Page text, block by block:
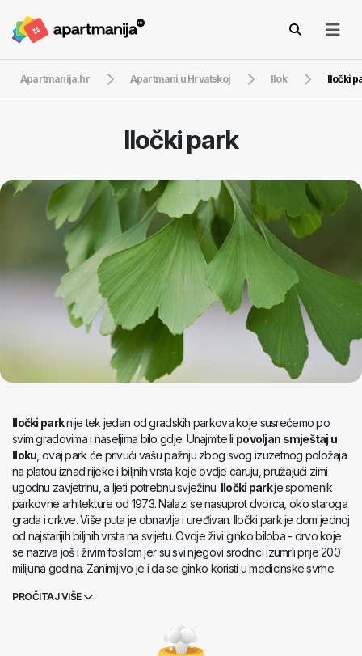
Apartmanija.hr Apartmani u Hrvatskoj Ilok Iločki
Iločki park
Iločki parknije tek jedan od gradskih parkova koje susrećemo po
svim gradovima i naseljima bilo gdje. Unajmite li povoljan smještaj u
Iloku , ovaj park će privući vašu pažnju zbog svog izuzetnog položaja
na platou iznad rijeke i biljnih vrsta koje ovdje caruju, pružajući zimi
ugodnu zavjetrinu, a ljeti potrebnu svježinu. Iločki parkje spomenik
parkovne arhitekture od 1973. Nalazi se nasuprot dvorca, oko staroga
grada i crkve. Više puta je obnavlja i uređivan. Iločki park je dom jednoj
od najstarijih biljnih vrsta na svijetu. Ovdje živi ginko biloba - drvo koje
se naziva još i živim fosilom jer su svi njegovi srodnici izumrli prije 200
milijuna godina. Zanimljivo je i da se ginko koristi u medicinske svrhe
parkom u Iloku ljekovita i meditativna.
PROČITAJ VIŠE